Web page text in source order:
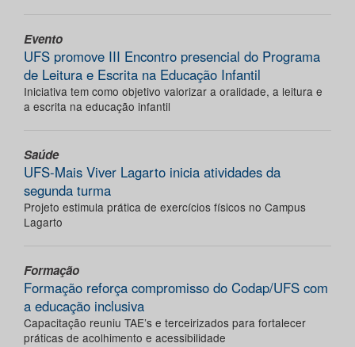
Evento
UFS promove III Encontro presencial do Programa
de Leitura e Escrita na Educação Infantil
Iniciativa tem como objetivo valorizar a oralidade, a leitura e
a escrita na educação infantil
Saúde
UFS-Mais Viver Lagarto inicia atividades da
segunda turma
Projeto estimula prática de exercícios físicos no Campus
Lagarto
Formação
Formação reforça compromisso do Codap/UFS com
a educação inclusiva
Capacitação reuniu TAE’s e terceirizados para fortalecer
práticas de acolhimento e acessibilidade